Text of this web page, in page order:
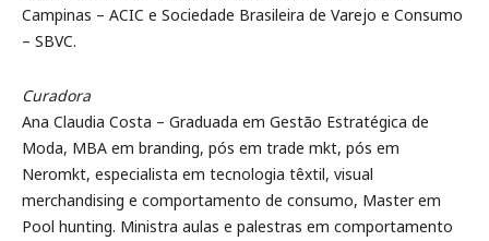
Campinas – ACIC e Sociedade Brasileira de Varejo e Consumo
– SBVC.
Curadora
Ana Claudia Costa – Graduada em Gestão Estratégica de
Moda, MBA em branding, pós em trade mkt, pós em
Neromkt, especialista em tecnologia têxtil, visual
merchandising e comportamento de consumo, Master em
Pool hunting. Ministra aulas e palestras em comportamento